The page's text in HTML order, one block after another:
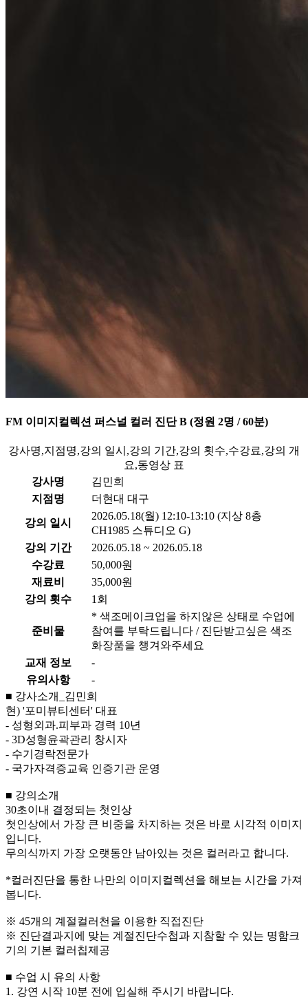
FM 이미지컬렉션 퍼스널 컬러 진단 B (정원 2명 / 60분)
강사명,지점명,강의 일시,강의 기간,강의 횟수,수강료,강의 개
요,동영상 표
강사명
김민희
지점명
더현대 대구
강의 일시
2026.05.18(월) 12:10-13:10 (지상 8층
CH1985 스튜디오 G)
강의 기간
2026.05.18 ~ 2026.05.18
수강료
50,000원
재료비
35,000원
강의 횟수
1회
준비물
* 색조메이크업을 하지않은 상태로 수업에
참여를 부탁드립니다 / 진단받고싶은 색조
화장품을 챙겨와주세요
교재 정보
-
유의사항
-
■ 강사소개_김민희
현) '포미뷰티센터' 대표
- 성형외과.피부과 경력 10년
- 3D성형윤곽관리 창시자
- 수기경락전문가
- 국가자격증교육 인증기관 운영
■ 강의소개
30초이내 결정되는 첫인상
첫인상에서 가장 큰 비중을 차지하는 것은 바로 시각적 이미지
입니다.
무의식까지 가장 오랫동안 남아있는 것은 컬러라고 합니다.
*컬러진단을 통한 나만의 이미지컬렉션을 해보는 시간을 가져
봅니다.
※ 45개의 계절컬러천을 이용한 직접진단
※ 진단결과지에 맞는 계절진단수첩과 지참할 수 있는 명함크
기의 기본 컬러칩제공
■ 수업 시 유의 사항
1. 강연 시작 10분 전에 입실해 주시기 바랍니다.